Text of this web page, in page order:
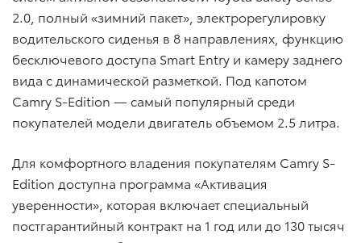
2.0, полный «зимний пакет», электрорегулировку
водительского сиденья в 8 направлениях, функцию
бесключевого доступа Smart Entry и камеру заднего
вида с динамической разметкой. Под капотом
Camry S-Edition — самый популярный среди
покупателей модели двигатель объемом 2.5 литра.
Для комфортного владения покупателям Camry S-
Edition доступна программа «Активация
уверенности», которая включает специальный
постгарантийный контракт на 1 год или до 130 тысяч